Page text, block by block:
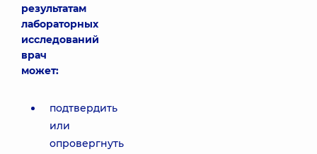
результатам
лабораторных
исследований
врач
может:
подтвердить
или
опровергнуть